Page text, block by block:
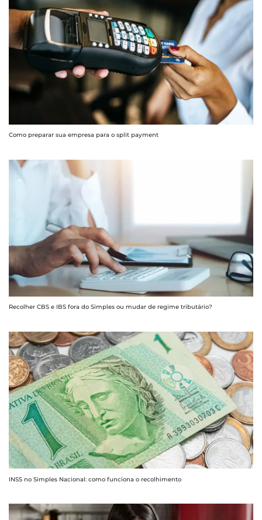
Como preparar sua empresa para o split payment
Recolher CBS e IBS fora do Simples ou mudar de regime tributário?
INSS no Simples Nacional: como funciona o recolhimento